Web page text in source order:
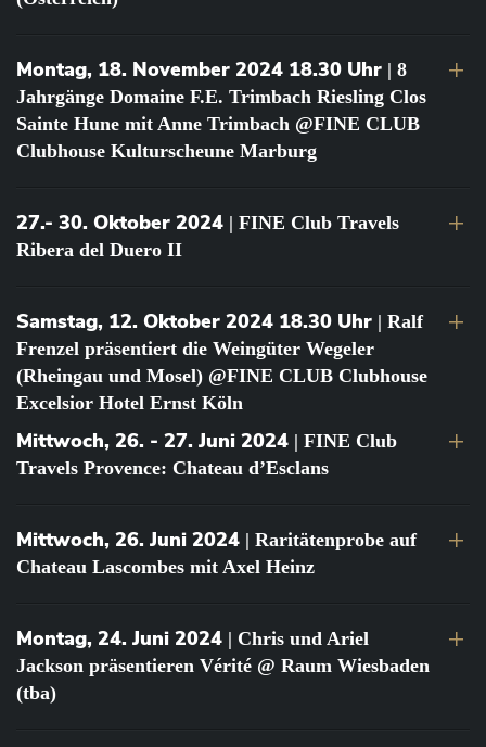
Montag, 18. November 2024 18.30 Uhr | 8
Jahrgänge Domaine F.E. Trimbach Riesling Clos
Sainte Hune mit Anne Trimbach @FINE CLUB
Clubhouse Kulturscheune Marburg
27.- 30. Oktober 2024 | FINE Club Travels
Ribera del Duero II
Samstag, 12. Oktober 2024 18.30 Uhr | Ralf
Frenzel präsentiert die Weingüter Wegeler
(Rheingau und Mosel) @FINE CLUB Clubhouse
Excelsior Hotel Ernst Köln
Mittwoch, 26. - 27. Juni 2024 | FINE Club
Travels Provence: Chateau d’Esclans
Mittwoch, 26. Juni 2024 | Raritätenprobe auf
Chateau Lascombes mit Axel Heinz
Montag, 24. Juni 2024 | Chris und Ariel
Jackson präsentieren Vérité @ Raum Wiesbaden
(tba)